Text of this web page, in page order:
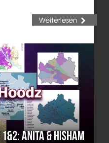
Weiterlesen
Anita & Hisham